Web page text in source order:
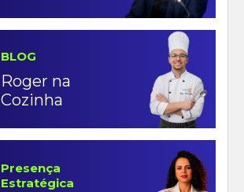
BLOG
Roger na
Cozinha
Presença
Estratégica